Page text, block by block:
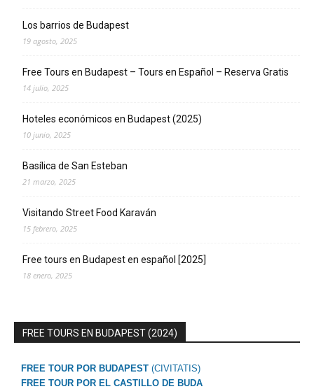
Los barrios de Budapest
19 agosto, 2025
Free Tours en Budapest – Tours en Español – Reserva Gratis
14 julio, 2025
Hoteles económicos en Budapest (2025)
10 junio, 2025
Basílica de San Esteban
21 marzo, 2025
Visitando Street Food Karaván
15 febrero, 2025
Free tours en Budapest en español [2025]
18 enero, 2025
FREE TOURS EN BUDAPEST (2024)
FREE TOUR POR BUDAPEST (CIVITATIS)
FREE TOUR POR EL CASTILLO DE BUDA